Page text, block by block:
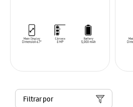
Filtrar por